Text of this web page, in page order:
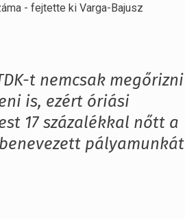
- fejtette ki Varga-Bajusz
t nemcsak megőrizni
is, ezért óriási
17 százalékkal nőtt a
pályamunkát